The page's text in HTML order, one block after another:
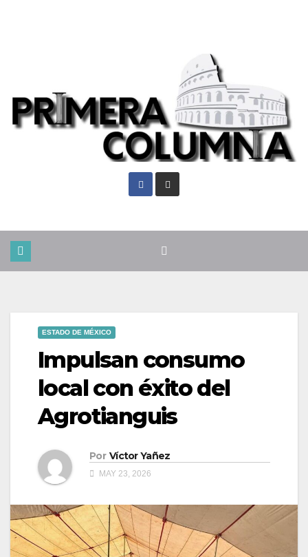
ESTADO DE MÉXICO
Impulsan consumo
local con éxito del
Agrotianguis
Por Víctor Yañez
MAY 23, 2026